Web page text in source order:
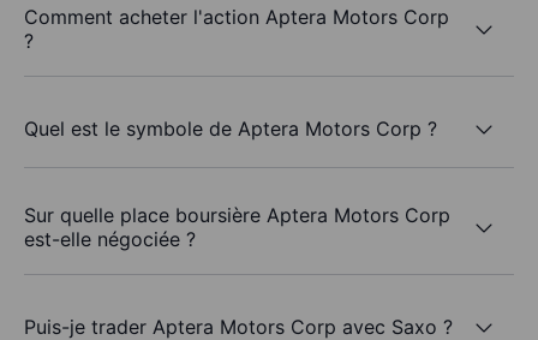
Comment acheter l'action Aptera Motors Corp
?
Quel est le symbole de Aptera Motors Corp ?
Sur quelle place boursière Aptera Motors Corp
est-elle négociée ?
Puis-je trader Aptera Motors Corp avec Saxo ?